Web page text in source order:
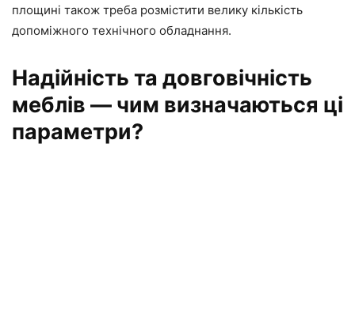
площині також треба розмістити велику кількість
допоміжного технічного обладнання.
Надійність та довговічність
меблів — чим визначаються ці
параметри?